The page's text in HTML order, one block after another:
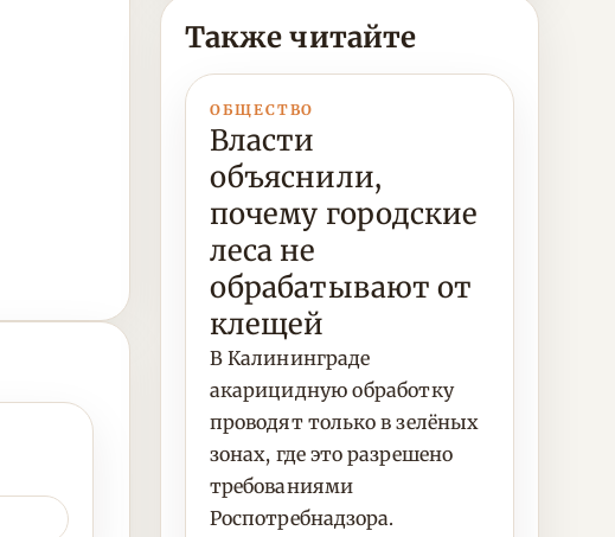
Также читайте
ОБЩЕСТВО
Власти
объяснили,
почему городские
леса не
обрабатывают от
клещей
В Калининграде
акарицидную обработку
проводят только в зелёных
зонах, где это разрешено
требованиями
Роспотребнадзора.